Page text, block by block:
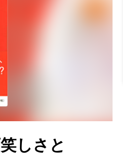
しさと